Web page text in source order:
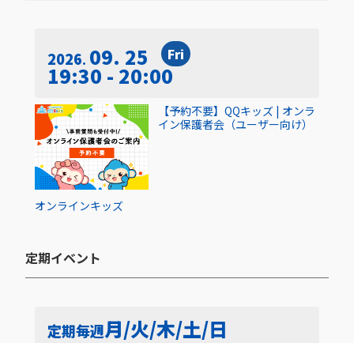
2026 09. 25 Fri
19:30 - 20:00
オンラインキッズ
【予約不要】QQキッズ | オンラ
イン保護者会（ユーザー向け）
定期イベント​
定期毎週月/火/木/土/日